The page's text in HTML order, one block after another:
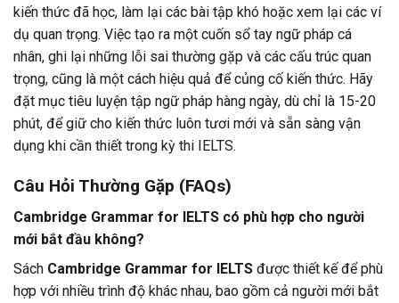
kiến thức đã học, làm lại các bài tập khó hoặc xem lại các ví
dụ quan trọng. Việc tạo ra một cuốn sổ tay ngữ pháp cá
nhân, ghi lại những lỗi sai thường gặp và các cấu trúc quan
trọng, cũng là một cách hiệu quả để củng cố kiến thức. Hãy
đặt mục tiêu luyện tập ngữ pháp hàng ngày, dù chỉ là 15-20
phút, để giữ cho kiến thức luôn tươi mới và sẵn sàng vận
dụng khi cần thiết trong kỳ thi IELTS.
Câu Hỏi Thường Gặp (FAQs)
Cambridge Grammar for IELTS có phù hợp cho người
mới bắt đầu không?
Sách Cambridge Grammar for IELTS được thiết kế để phù
hợp với nhiều trình độ khác nhau, bao gồm cả người mới bắt